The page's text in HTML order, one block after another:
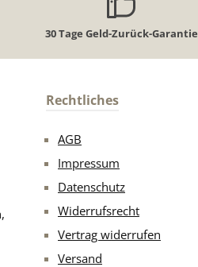
30 Tage Geld-Zurück-Garantie
Rechtliches
AGB
Impressum
Datenschutz
Widerrufsrecht
Vertrag widerrufen
Versand